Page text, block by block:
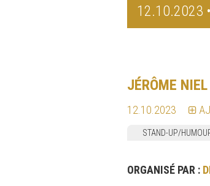
12.10.2023
JÉRÔME NIEL
12.10.2023
STAND-UP/
ORGANISÉ PAR :